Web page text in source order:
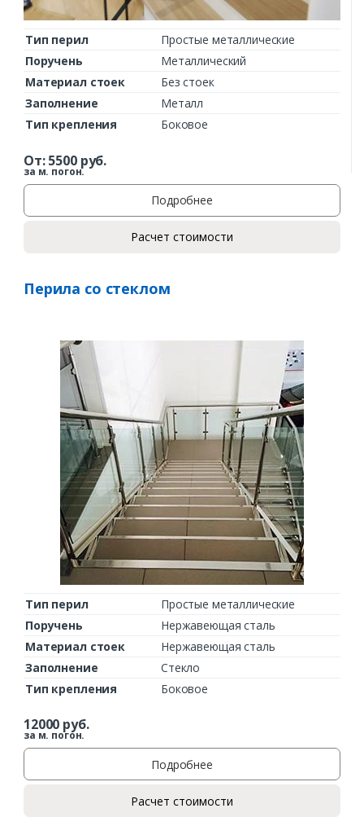
Заказать
Тип перил
Простые металлические
Поручень
Металлический
Материал стоек
Без стоек
Заполнение
Металл
Тип крепления
Боковое
От:5500руб.
за м. погон.
Подробнее
Расчет стоимости
Перила со стеклом
Тип перил
Простые металлические
Поручень
Нержавеющая сталь
Материал стоек
Нержавеющая сталь
Заполнение
Стекло
Тип крепления
Боковое
12000 руб.
за м. погон.
Подробнее
Расчет стоимости